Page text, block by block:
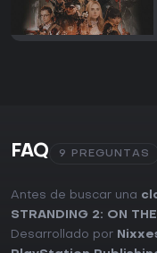
FAQ 9 PREGUNTAS
Antes de buscar una
STRANDING 2: ON
Desarrollado por